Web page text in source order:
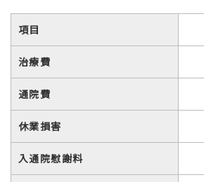
項目
治療費
通院費
休業損害
入通院慰謝料